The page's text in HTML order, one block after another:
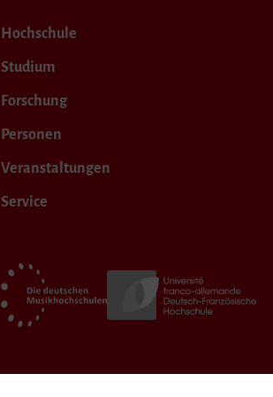
Hochschule
Studium
Forschung
Personen
Veranstaltungen
Service